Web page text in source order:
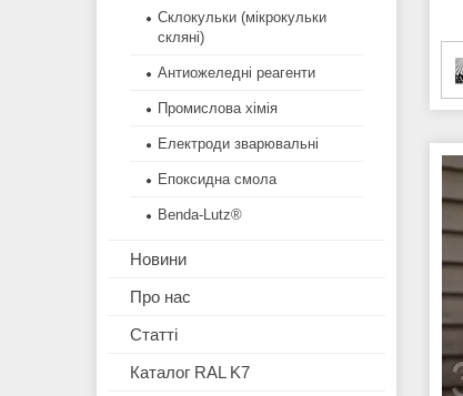
Склокульки (мікрокульки
скляні)
Антиожеледні реагенти
Промислова хімія
Електроди зварювальні
Епоксидна смола
Benda-Lutz®
Новини
Про нас
Статті
Каталог RAL K7